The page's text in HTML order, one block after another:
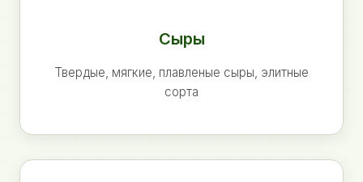
Сыры
Твердые, мягкие, плавленые сыры, элитные
сорта